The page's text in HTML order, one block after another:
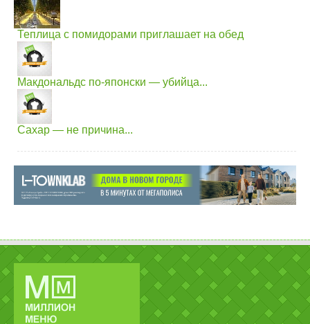
Теплица с помидорами приглашает на обед
Макдональдс по-японски — убийца...
Сахар — не причина...